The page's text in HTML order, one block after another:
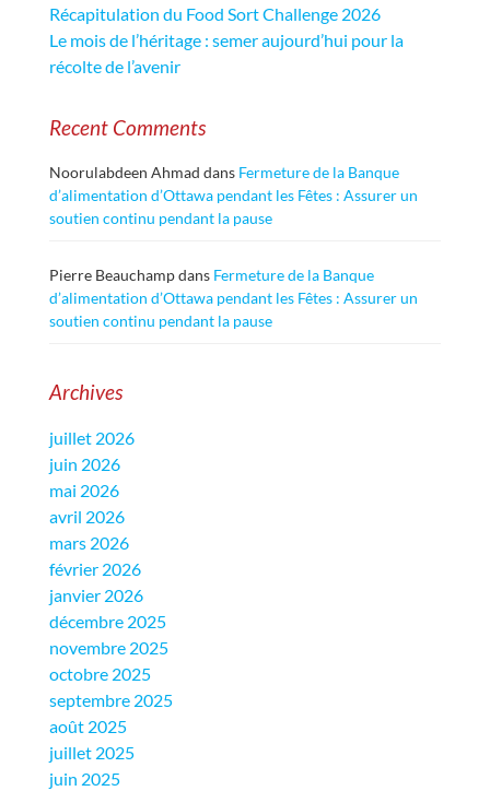
Récapitulation du Food Sort Challenge 2026
Le mois de l’héritage : semer aujourd’hui pour la
récolte de l’avenir
Recent Comments
Noorulabdeen Ahmad dans Fermeture de la Banque
d’alimentation d’Ottawa pendant les Fêtes : Assurer un
soutien continu pendant la pause
Pierre Beauchampdans Fermeture de la Banque
d’alimentation d’Ottawa pendant les Fêtes : Assurer un
soutien continu pendant la pause
Archives
juillet 2026
juin 2026
mai 2026
avril 2026
mars 2026
février 2026
janvier 2026
décembre 2025
novembre 2025
octobre 2025
septembre 2025
août 2025
juillet 2025
juin 2025